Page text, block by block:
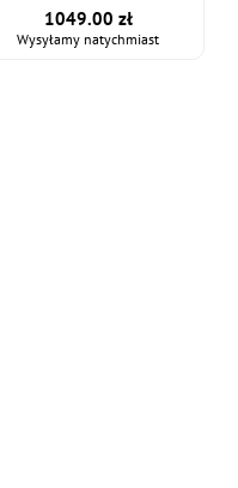
1049.00 zł
Wysyłamy natychmiast